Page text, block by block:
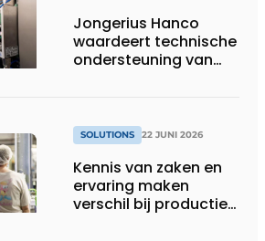
Jongerius Hanco
waardeert technische
ondersteuning van
SOLUTIONS 22 JUNI 2026
Kennis van zaken en
ervaring maken
verschil bij productie-